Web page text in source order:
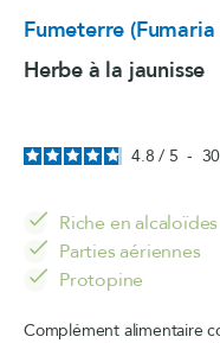
Fumeterre
Herbe à la jaunisse
4.8 / 5 -
Riche en alcaloïdes
Parties aériennes
Protopine
Complément alimentaire